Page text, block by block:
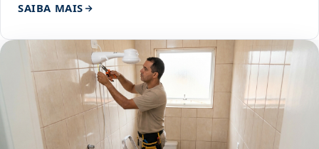
SAIBA MAIS